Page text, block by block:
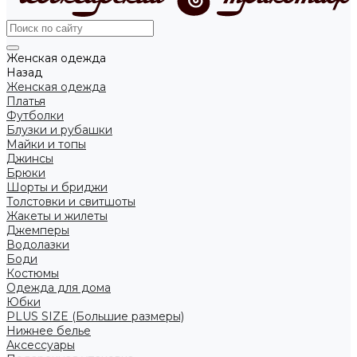
Женская одежда
Назад
Женская одежда
Платья
Футболки
Блузки и рубашки
Майки и топы
Джинсы
Брюки
Шорты и бриджи
Толстовки и свитшоты
Жакеты и жилеты
Джемперы
Водолазки
Боди
Костюмы
Одежда для дома
Юбки
PLUS SIZE (Большие размеры)
Нижнее белье
Аксессуары